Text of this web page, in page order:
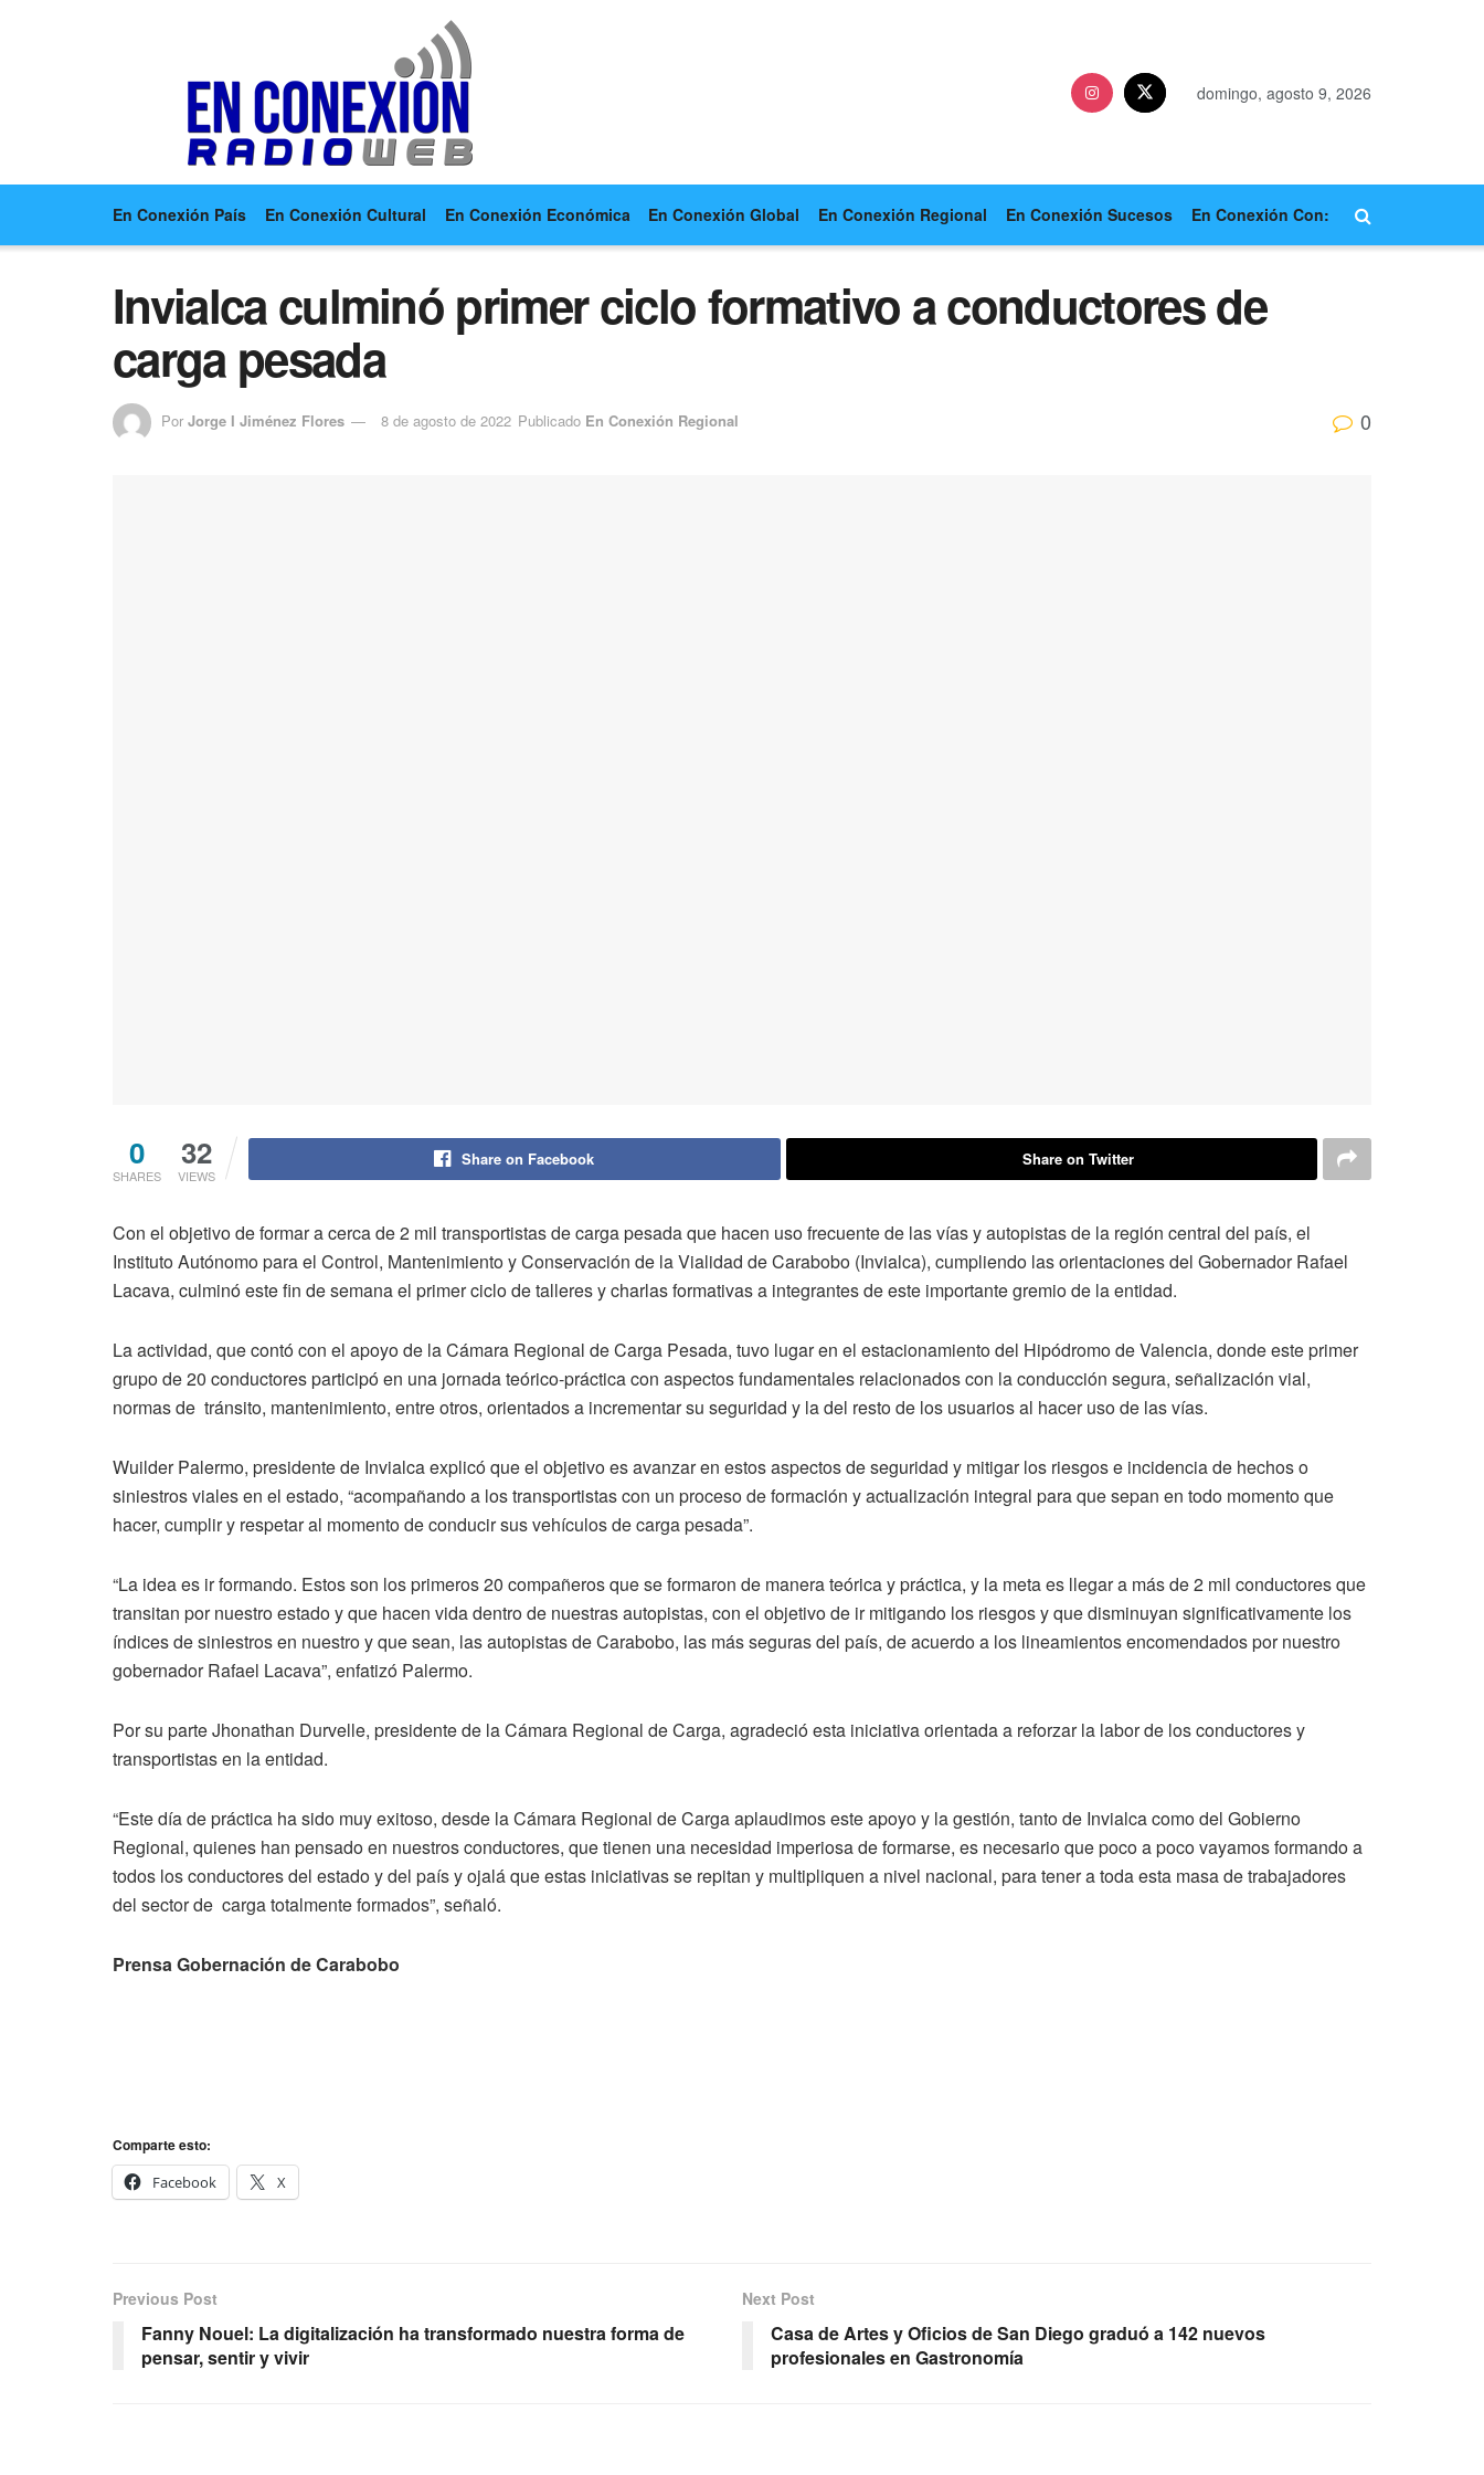
domingo, agosto 9, 2026
En Conexión País En Conexión Cultural En Conexión Económica En Conexión Global En Conexión Regional En Conexión Sucesos En Conexión Con:
Invialca culminó primer ciclo formativo a conductores de
carga pesada
Por Jorge I Jiménez Flores 8 de agosto de 2022 Publicado En Conexión Regional 0
0
SHARES
32
VIEWS
Share on Facebook Share on Twitter
Con el objetivo de formar a cerca de 2 mil transportistas de carga pesada que hacen uso frecuente de las vías y autopistas de la región central del país, el
Instituto Autónomo para el Control, Mantenimiento y Conservación de la Vialidad de Carabobo (Invialca), cumpliendo las orientaciones del Gobernador Rafael
Lacava, culminó este fin de semana el primer ciclo de talleres y charlas formativas a integrantes de este importante gremio de la entidad.
La actividad, que contó con el apoyo de la Cámara Regional de Carga Pesada, tuvo lugar en el estacionamiento del Hipódromo de Valencia, donde este primer
grupo de 20 conductores participó en una jornada teórico-práctica con aspectos fundamentales relacionados con la conducción segura, señalización vial,
normas de tránsito, mantenimiento, entre otros, orientados a incrementar su seguridad y la del resto de los usuarios al hacer uso de las vías.
Wuilder Palermo, presidente de Invialca explicó que el objetivo es avanzar en estos aspectos de seguridad y mitigar los riesgos e incidencia de hechos o
siniestros viales en el estado, “acompañando a los transportistas con un proceso de formación y actualización integral para que sepan en todo momento que
hacer, cumplir y respetar al momento de conducir sus vehículos de carga pesada”.
“La idea es ir formando. Estos son los primeros 20 compañeros que se formaron de manera teórica y práctica, y la meta es llegar a más de 2 mil conductores que
transitan por nuestro estado y que hacen vida dentro de nuestras autopistas, con el objetivo de ir mitigando los riesgos y que disminuyan significativamente los
índices de siniestros en nuestro y que sean, las autopistas de Carabobo, las más seguras del país, de acuerdo a los lineamientos encomendados por nuestro
gobernador Rafael Lacava”, enfatizó Palermo.
Por su parte Jhonathan Durvelle, presidente de la Cámara Regional de Carga, agradeció esta iniciativa orientada a reforzar la labor de los conductores y
transportistas en la entidad.
“Este día de práctica ha sido muy exitoso, desde la Cámara Regional de Carga aplaudimos este apoyo y la gestión, tanto de Invialca como del Gobierno
Regional, quienes han pensado en nuestros conductores, que tienen una necesidad imperiosa de formarse, es necesario que poco a poco vayamos formando a
todos los conductores del estado y del país y ojalá que estas iniciativas se repitan y multipliquen a nivel nacional, para tener a toda esta masa de trabajadores
del sector de carga totalmente formados”, señaló.
Prensa Gobernación de Carabobo
Comparte esto:
Facebook
X
Previous Post
Fanny Nouel: La digitalización ha transformado nuestra forma de
pensar, sentir y vivir
Next Post
Casa de Artes y Oficios de San Diego graduó a 142 nuevos
profesionales en Gastronomía